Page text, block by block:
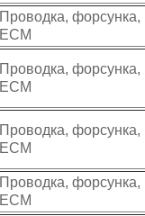
Проводка, форсунка,
ECM
Проводка, форсунка,
ECM
Проводка, форсунка,
ECM
Проводка, форсунка,
ECM